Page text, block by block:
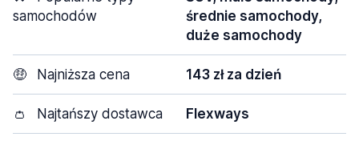
samochodów
średnie samochody,
duże samochody
🤑 Najniższa cena 143 zł za dzień
👛 Najtańszy dostawca Flexways